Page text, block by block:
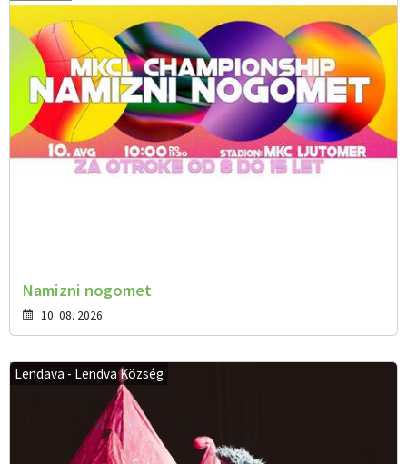
Namizni nogomet
10. 08. 2026
Lendava - Lendva Község